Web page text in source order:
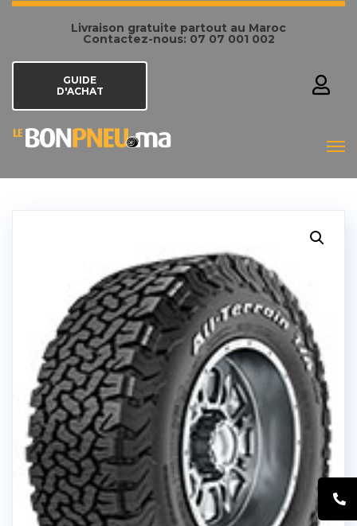
Livraison gratuite partout au Maroc
Contactez-nous: 07 07 001 002
GUIDE
D'ACHAT